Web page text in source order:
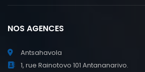
NOS AGENCES
Antsahavola
1, rue Rainotovo 101 Antananarivo.